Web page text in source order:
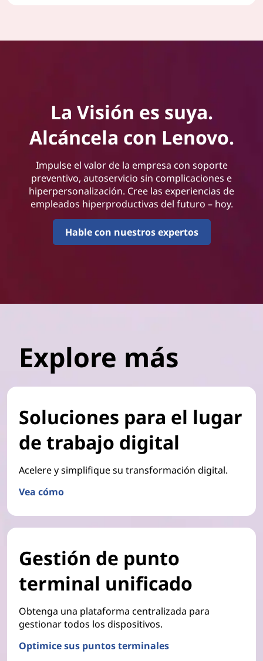
La Visión es suya.
Alcáncela con Lenovo.
Impulse el valor de la empresa con soporte
preventivo, autoservicio sin complicaciones e
hiperpersonalización. Cree las experiencias de
empleados hiperproductivas del futuro – hoy.
Hable con nuestros expertos
Explore más
Soluciones para el lugar
de trabajo digital
Acelere y simplifique su transformación digital.
Vea cómo
Gestión de punto
terminal unificado
Obtenga una plataforma centralizada para
gestionar todos los dispositivos.
Optimice sus puntos terminales